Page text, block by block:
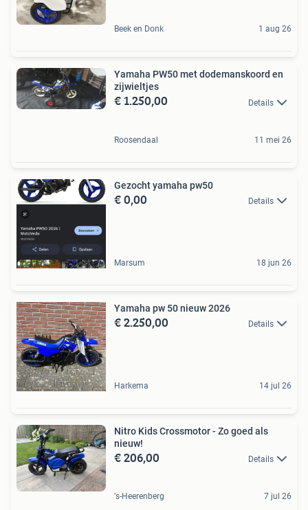
Beek en Donk 1 aug 26
Yamaha PW50 met dodemanskoord en
zijwieltjes
€ 1.250,00 Details
Roosendaal 11 mei 26
Gezocht yamaha pw50
€ 0,00 Details
Marsum 18 jun 26
Yamaha pw 50 nieuw 2026
€ 2.250,00 Details
Harkema 14 jul 26
Nitro Kids Crossmotor - Zo goed als
nieuw!
€ 206,00 Details
's-Heerenberg 7 jul 26